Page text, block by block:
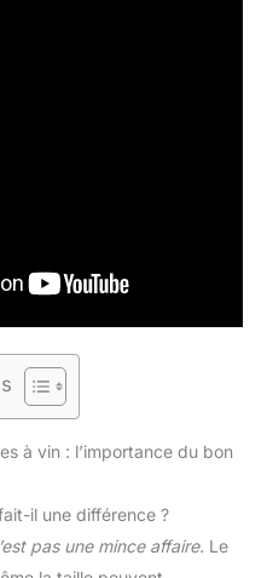
à vin : l’importance du bon
il une différence ?
pas une mince affaire. Le